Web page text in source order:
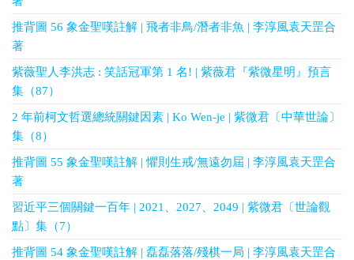
推背圖 56 象金聖嘆註解 | 飛者非鳥/潛者非魚 | 李淳風袁天罡合
著
紫薇聖人李洪志 : 笑話冠軍第 1 名! | 紫薇君『紫微星明』預言
集（87）
2 年前柯文哲選總統關鍵因素 | Ko Wen-je | 紫微君〔中華世論〕
集（8）
推背圖 55 象金聖嘆註解 | 懼則生戒/無遠勿屆 | 李淳風袁天罡合
著
習近平三個關鍵一百年 | 2021、2027、2049 | 紫微君〔世論觀
點〕集（7）
推背圖 54 象金聖嘆註解 | 磊磊落落/殘棋一局 | 李淳風袁天罡合